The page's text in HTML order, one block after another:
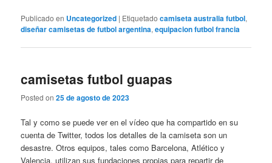
Publicado en Uncategorized | Etiquetado camiseta australia futbol,
diseñar camisetas de futbol argentina,equipacion futbol francia
camisetas futbol guapas
Posted on25 de agosto de 2023
Tal y como se puede ver en el vídeo que ha compartido en su
cuenta de Twitter, todos los detalles de la camiseta son un
desastre. Otros equipos, tales como Barcelona, Atlético y
Valencia, utilizan sus fundaciones propias para repartir de